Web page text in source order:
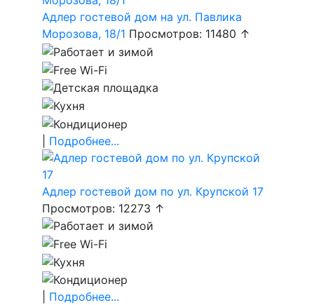
Адлер гостевой дом на ул. Павлика
Морозова, 18/1 Просмотров: 11480 ↑
Подробнее...
Адлер гостевой дом по ул. Крупской 17
Просмотров: 12273 ↑
Подробнее...